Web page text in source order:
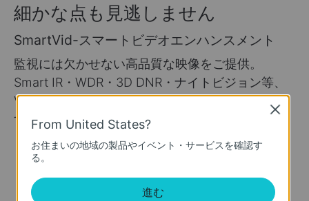
細かな点も見逃しません
SmartVid-スマートビデオエンハンスメント
監視には欠かせない高品質な映像をご提供。
Smart IR・WDR・3D DNR・ナイトビジョン等、
VIGIのプロフェッショナル技術で動画を処理しま
す。
WDRオフ WDRオン
From United States?
お住まいの地域の製品やイベント・サービスを確認す
る。
進む
Close